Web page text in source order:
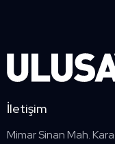
İletişim
Mimar Sinan Mah.